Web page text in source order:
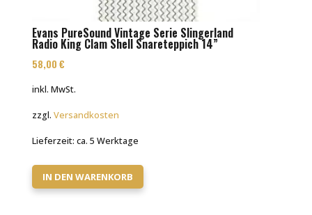
Evans PureSound Vintage Serie Slingerland
Radio King Clam Shell Snareteppich 14”
58,00€
inkl. MwSt.
zzgl.Versandkosten
Lieferzeit:ca. 5 Werktage
IN DEN WARENKORB